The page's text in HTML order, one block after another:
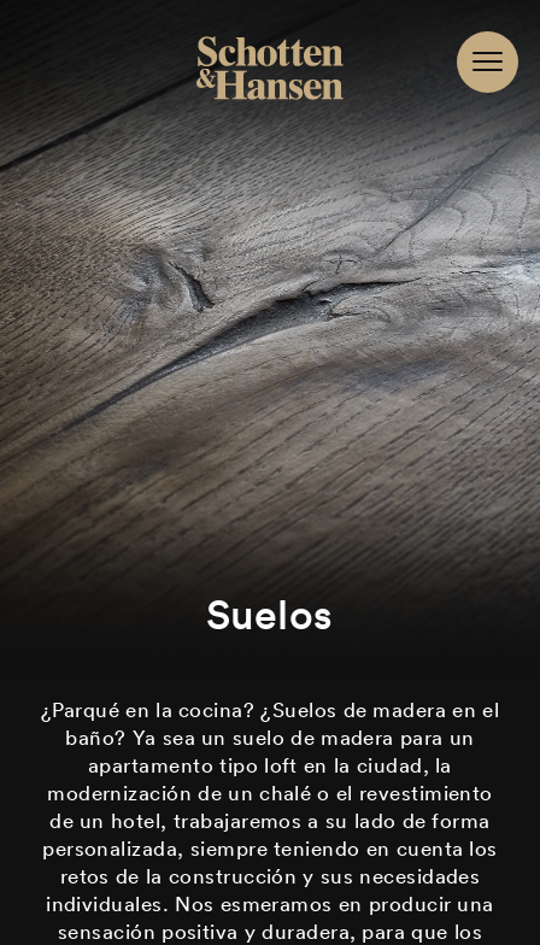
Suelos
¿Parqué en la cocina? ¿Suelos de madera en el
baño? Ya sea un suelo de madera para un
apartamento tipo loft en la ciudad, la
modernización de un chalé o el revestimiento
de un hotel, trabajaremos a su lado de forma
personalizada, siempre teniendo en cuenta los
retos de la construcción y sus necesidades
individuales. Nos esmeramos en producir una
sensación positiva y duradera, para que los